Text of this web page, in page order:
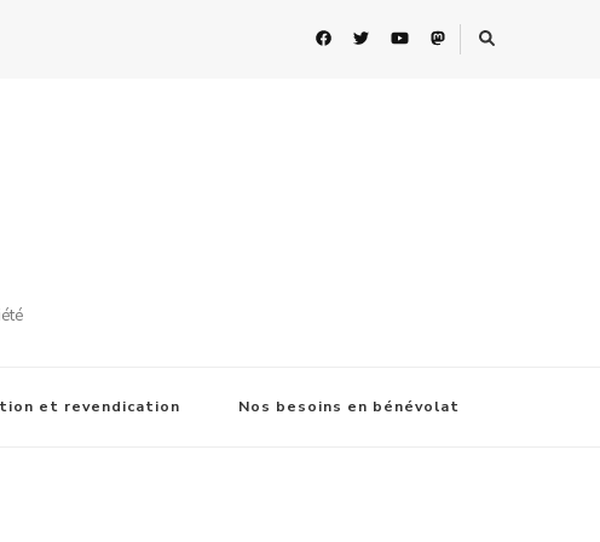
et revendication Nos besoins en bénévolat